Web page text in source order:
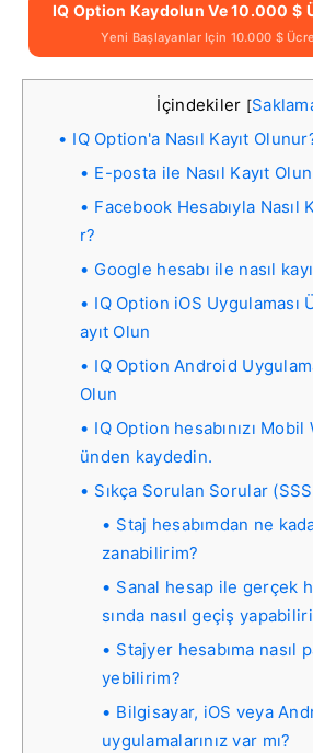
IQ Option Kaydolun Ve 10.000 $
Yeni Başlayanlar Için 10.000 $
İçindekiler [
IQ Option'a Nasıl Kayıt
E-posta ile Nasıl Kayıt
Facebook Hesabıyla Nasıl
r?
Google hesabı ile nasıl
IQ Option iOS Uygulaması
ayıt Olun
IQ Option Android
Olun
IQ Option hesabınızı Mobil
ünden kaydedin.
Sıkça Sorulan Sorular
Staj hesabımdan ne
zanabilirim?
Sanal hesap ile gerçek
sında nasıl geçiş
Stajyer hesabıma nasıl
yebilirim?
Bilgisayar, iOS veya
uygulamalarınız var mı?